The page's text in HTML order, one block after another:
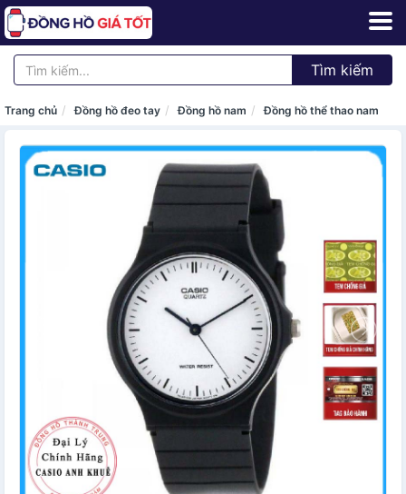
Tìm kiếm
Trang chủ Đồng hồ đeo tay Đồng hồ nam Đồng hồ thể thao nam